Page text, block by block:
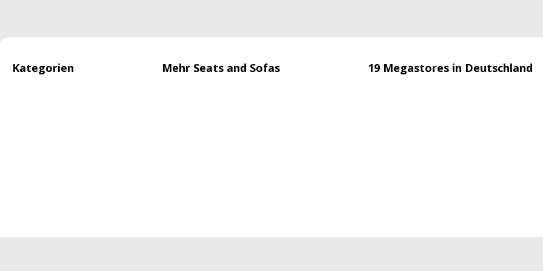
Kategorien Mehr Seats and Sofas 19 Megastores in Deutschland